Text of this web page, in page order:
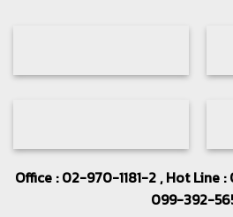
Office : 02-970-1181-2 , Hot Line
099-392-